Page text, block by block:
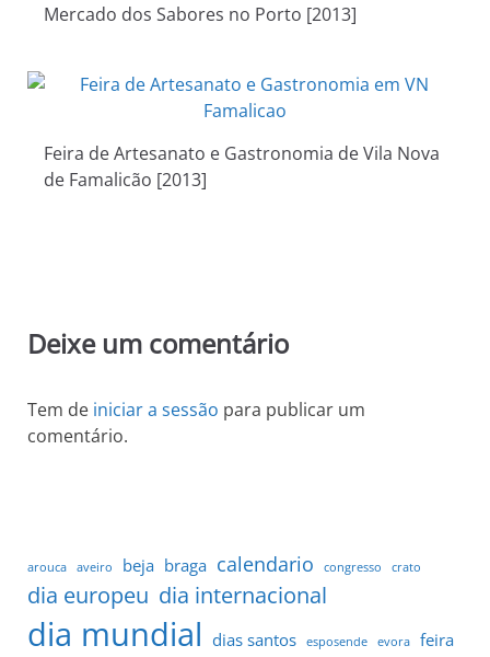
Mercado dos Sabores no Porto [2013]
Feira de Artesanato e Gastronomia de Vila Nova
de Famalicão [2013]
Deixe um comentário
Tem de iniciar a sessão para publicar um
comentário.
arouca aveiro beja braga calendario congresso crato
dia europeu dia internacional
dia mundial dias santos esposende evora
feira